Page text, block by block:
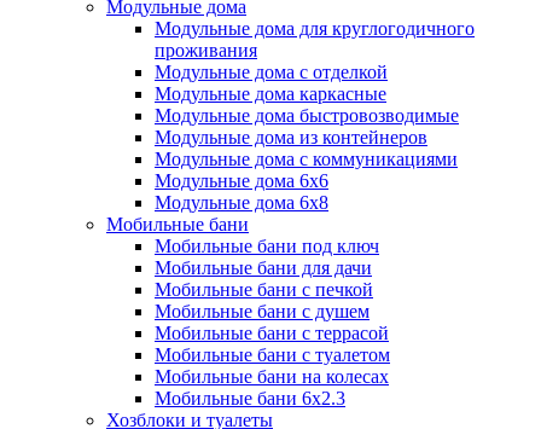
Модульные дома
Модульные дома для круглогодичного
проживания
Модульные дома с отделкой
Модульные дома каркасные
Модульные дома быстровозводимые
Модульные дома из контейнеров
Модульные дома с коммуникациями
Модульные дома 6x6
Модульные дома 6x8
Мобильные бани
Мобильные бани под ключ
Мобильные бани для дачи
Мобильные бани с печкой
Мобильные бани с душем
Мобильные бани с террасой
Мобильные бани с туалетом
Мобильные бани на колесах
Мобильные бани 6х2.3
Хозблоки и туалеты